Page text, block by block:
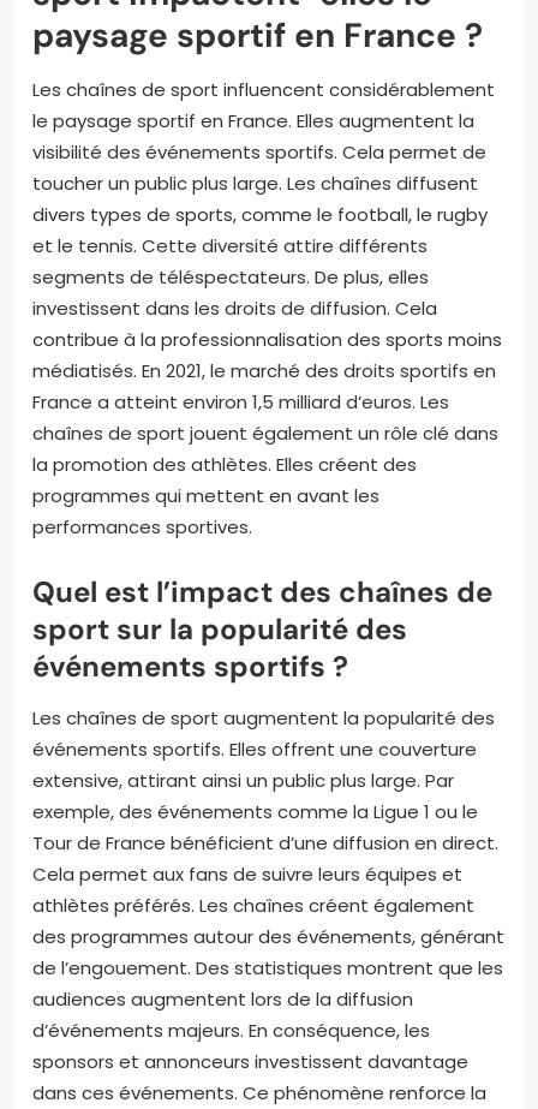
paysage sportif en France ?
Les chaînes de sport influencent considérablement
le paysage sportif en France. Elles augmentent la
visibilité des événements sportifs. Cela permet de
toucher un public plus large. Les chaînes diffusent
divers types de sports, comme le football, le rugby
et le tennis. Cette diversité attire différents
segments de téléspectateurs. De plus, elles
investissent dans les droits de diffusion. Cela
contribue à la professionnalisation des sports moins
médiatisés. En 2021, le marché des droits sportifs en
France a atteint environ 1,5 milliard d’euros. Les
chaînes de sport jouent également un rôle clé dans
la promotion des athlètes. Elles créent des
programmes qui mettent en avant les
performances sportives.
Quel est l’impact des chaînes de
sport sur la popularité des
événements sportifs ?
Les chaînes de sport augmentent la popularité des
événements sportifs. Elles offrent une couverture
extensive, attirant ainsi un public plus large. Par
exemple, des événements comme la Ligue 1 ou le
Tour de France bénéficient d’une diffusion en direct.
Cela permet aux fans de suivre leurs équipes et
athlètes préférés. Les chaînes créent également
des programmes autour des événements, générant
de l’engouement. Des statistiques montrent que les
audiences augmentent lors de la diffusion
d’événements majeurs. En conséquence, les
sponsors et annonceurs investissent davantage
dans ces événements. Ce phénomène renforce la